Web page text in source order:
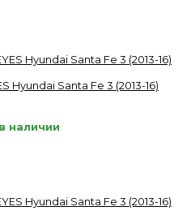
Hyundai Santa Fe 3 (2013-16)
наличии